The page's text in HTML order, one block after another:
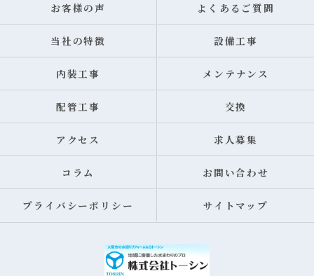
お客様の声 よくあるご質問
当社の特徴 設備工事
内装工事 メンテナンス
配管工事 交換
アクセス 求人募集
コラム お問い合わせ
プライバシーポリシー サイトマップ